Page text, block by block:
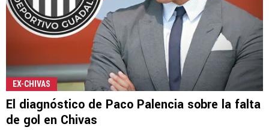
EX-CHIVAS
El diagnóstico de Paco Palencia sobre la falta
de gol en Chivas